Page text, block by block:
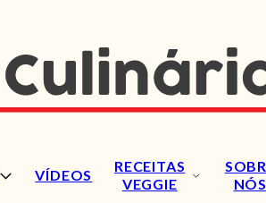
VÍDEOS
RECEITAS
VEGGIE
NÓS